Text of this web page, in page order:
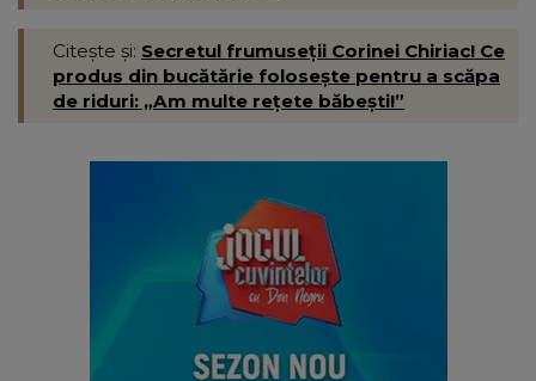
Citește și: Secretul frumuseții Corinei Chiriac! Ce
produs din bucătărie folosește pentru a scăpa
de riduri: „Am multe rețete băbești!”